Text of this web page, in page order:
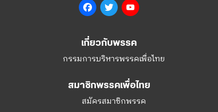
FacebookTwitter
เกี่ยวกับพรรค
กรรมการบริหารพรรคเพื่อไทย
สมาชิกพรรคเพื่อไทย
สมัครสมาชิกพรรค